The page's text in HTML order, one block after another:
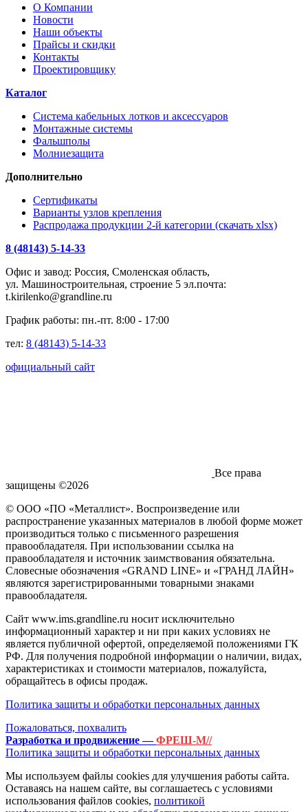
О Компании
Новости
Наши объекты
Прайсы и скидки
Контакты
Проектировщику
Каталог
Система кабельных лотков и аксессуаров
Монтажные системы
Фальшполы
Молниезащита
Дополнительно
Сертификаты
Варианты узлов крепления
Распродажа продукции 2-й категории (скачать xlsx)
8 (48143) 5-14-33
Офис и завод: Россия, Смоленская область,
ул. Машиностроительная, строение 5 эл.почта:
t.kirilenko@grandline.ru
График работы: пн.-пт. 8:00 - 17:00
тел: 8 (48143) 5-14-33
официальный сайт
Все права
защищены ©2026
© ООО «ПО «Металлист». Воспроизведение или
распространение указанных материалов в любой форме может
производиться только с письменного разрешения
правообладателя. При использовании ссылка на
правообладателя и источник заимствования обязательна.
Словесные обозначения «GRAND LINE» и «ГРАНД ЛАЙН»
являются зарегистрированными товарными знаками
правообладателя.
Сайт www.ims.grandline.ru носит исключительно
информационный характер и ни при каких условиях не
является публичной офертой, определяемой положениями ГК
РФ. Для получения подробной информации о наличии, видах,
характеристиках и стоимости материалов, пожалуйста,
обращайтесь в офисы продаж.
Политика защиты и обработки персональных данных
Пожаловаться, похвалить
Разработка и продвижение —ФРЕШ-М//
Политика защиты и обработки персональных данных
Мы используем файлы cookies для улучшения работы сайта.
Оставаясь на нашем сайте, вы соглашаетесь с условиями
использования файлов cookies, политикой